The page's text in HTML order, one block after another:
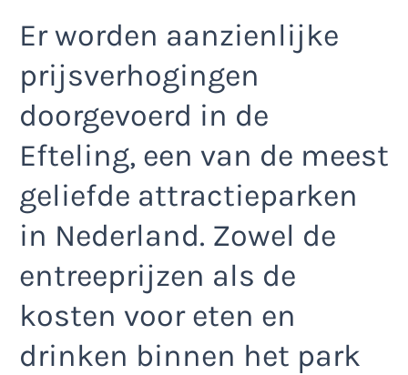
Er worden aanzienlijke
prijsverhogingen
doorgevoerd in de
Efteling, een van de meest
geliefde attractieparken
in Nederland. Zowel de
entreeprijzen als de
kosten voor eten en
drinken binnen het park